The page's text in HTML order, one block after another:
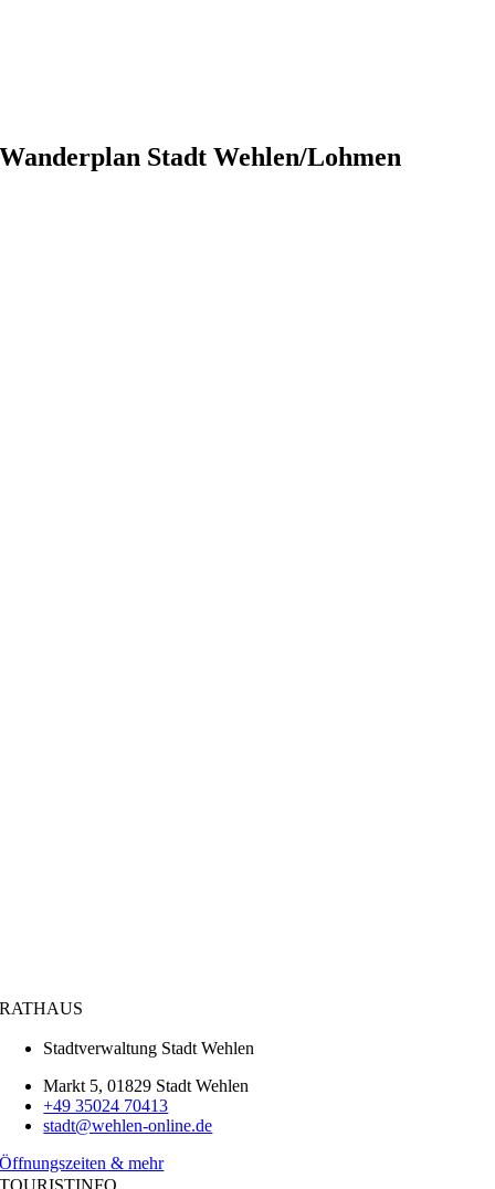
Wanderplan Stadt Wehlen/Lohmen
RATHAUS
Stadtverwaltung Stadt Wehlen
Markt 5, 01829 Stadt Wehlen
+49 35024 70413
stadt@wehlen-online.de
Öffnungszeiten & mehr